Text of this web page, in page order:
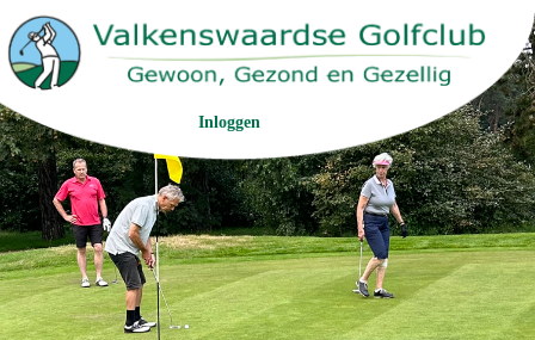
Inloggen